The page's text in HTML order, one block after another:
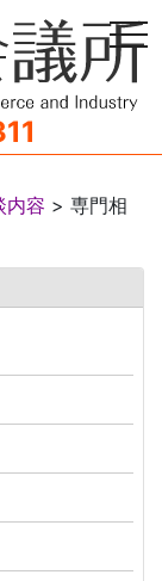
内容 > 専門相